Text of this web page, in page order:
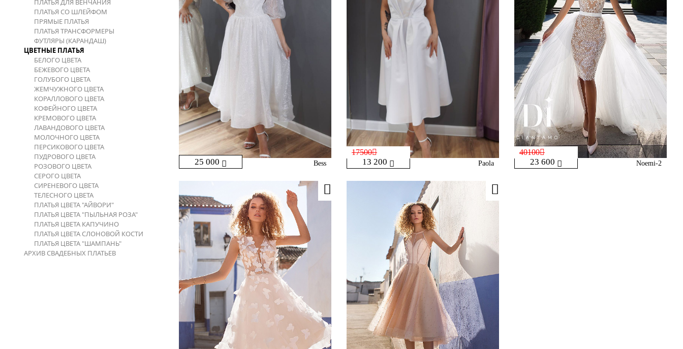
ПЛАТЬЯ ДЛЯ ВЕНЧАНИЯ
ПЛАТЬЯ СО ШЛЕЙФОМ
ПРЯМЫЕ ПЛАТЬЯ
ПЛАТЬЯ ТРАНСФОРМЕРЫ
ФУТЛЯРЫ (КАРАНДАШ)
ЦВЕТНЫЕ ПЛАТЬЯ
БЕЛОГО ЦВЕТА
БЕЖЕВОГО ЦВЕТА
ГОЛУБОГО ЦВЕТА
ЖЕМЧУЖНОГО ЦВЕТА
КОРАЛЛОВОГО ЦВЕТА
КОФЕЙНОГО ЦВЕТА
КРЕМОВОГО ЦВЕТА
ЛАВАНДОВОГО ЦВЕТА
МОЛОЧНОГО ЦВЕТА
ПЕРСИКОВОГО ЦВЕТА
ПУДРОВОГО ЦВЕТА
РОЗОВОГО ЦВЕТА
СЕРОГО ЦВЕТА
СИРЕНЕВОГО ЦВЕТА
ТЕЛЕСНОГО ЦВЕТА
ПЛАТЬЯ ЦВЕТА "АЙВОРИ"
ПЛАТЬЯ ЦВЕТА "ПЫЛЬНАЯ РОЗА"
ПЛАТЬЯ ЦВЕТА КАПУЧИНО
ПЛАТЬЯ ЦВЕТА СЛОНОВОЙ КОСТИ
ПЛАТЬЯ ЦВЕТА "ШАМПАНЬ"
АРХИВ СВАДЕБНЫХ ПЛАТЬЕВ
25 000 Bess 13 200
17500
Paola 23 600
40100
Noemi-2